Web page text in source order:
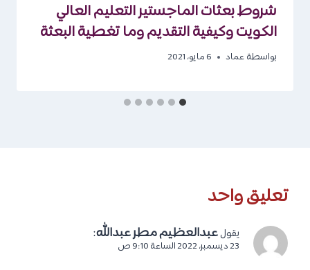
شروط بعثات الماجستير التعليم العالي
الكويت وكيفية التقديم وما تغطية البعثة
بواسطة عماد 6 مايو، 2021
تعليق واحد
يقول عبدالعظيم مطر عبدالله:
23 ديسمبر، 2022 الساعة 9:10 ص